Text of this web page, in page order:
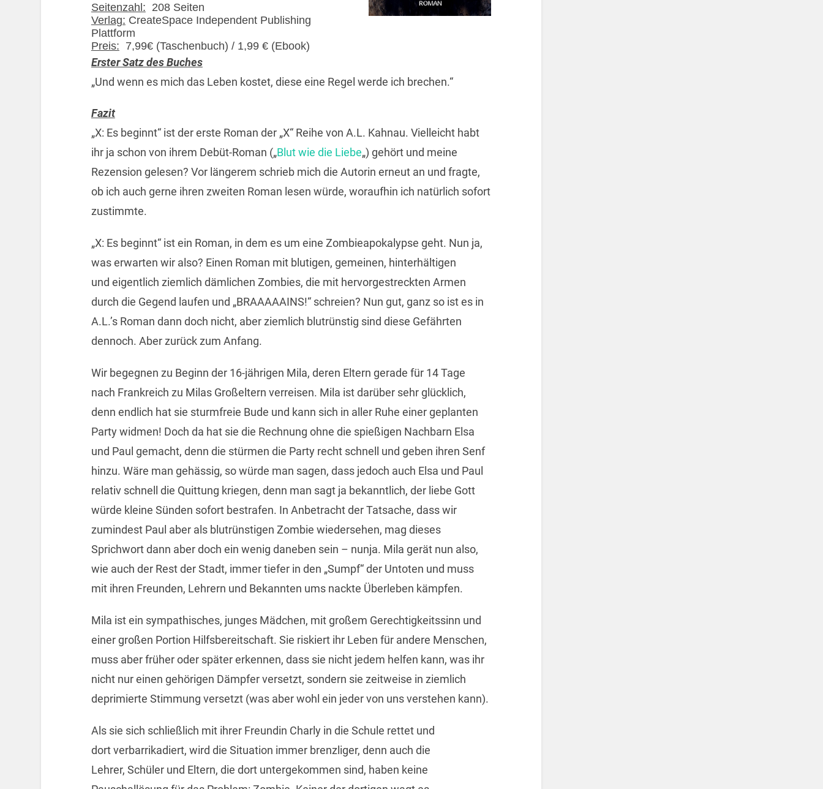
Seitenzahl: 208 Seiten
Verlag: CreateSpace Independent Publishing
Plattform
Preis: 7,99€ (Taschenbuch) / 1,99 € (Ebook)
Erster Satz des Buches
„Und wenn es mich das Leben kostet, diese eine Regel werde ich brechen.“
Fazit
„X: Es beginnt“ ist der erste Roman der „X“ Reihe von A.L. Kahnau. Vielleicht habt
ihr ja schon von ihrem Debüt-Roman („Blut wie die Liebe„) gehört und meine
Rezension gelesen? Vor längerem schrieb mich die Autorin erneut an und fragte,
ob ich auch gerne ihren zweiten Roman lesen würde, woraufhin ich natürlich sofort
zustimmte.
„X: Es beginnt“ ist ein Roman, in dem es um eine Zombieapokalypse geht. Nun ja,
was erwarten wir also? Einen Roman mit blutigen, gemeinen, hinterhältigen
und eigentlich ziemlich dämlichen Zombies, die mit hervorgestreckten Armen
durch die Gegend laufen und „BRAAAAAINS!“ schreien? Nun gut, ganz so ist es in
A.L.’s Roman dann doch nicht, aber ziemlich blutrünstig sind diese Gefährten
dennoch. Aber zurück zum Anfang.
Wir begegnen zu Beginn der 16-jährigen Mila, deren Eltern gerade für 14 Tage
nach Frankreich zu Milas Großeltern verreisen. Mila ist darüber sehr glücklich,
denn endlich hat sie sturmfreie Bude und kann sich in aller Ruhe einer geplanten
Party widmen! Doch da hat sie die Rechnung ohne die spießigen Nachbarn Elsa
und Paul gemacht, denn die stürmen die Party recht schnell und geben ihren Senf
hinzu. Wäre man gehässig, so würde man sagen, dass jedoch auch Elsa und Paul
relativ schnell die Quittung kriegen, denn man sagt ja bekanntlich, der liebe Gott
würde kleine Sünden sofort bestrafen. In Anbetracht der Tatsache, dass wir
zumindest Paul aber als blutrünstigen Zombie wiedersehen, mag dieses
Sprichwort dann aber doch ein wenig daneben sein – nunja. Mila gerät nun also,
wie auch der Rest der Stadt, immer tiefer in den „Sumpf“ der Untoten und muss
mit ihren Freunden, Lehrern und Bekannten ums nackte Überleben kämpfen.
Mila ist ein sympathisches, junges Mädchen, mit großem Gerechtigkeitssinn und
einer großen Portion Hilfsbereitschaft. Sie riskiert ihr Leben für andere Menschen,
muss aber früher oder später erkennen, dass sie nicht jedem helfen kann, was ihr
nicht nur einen gehörigen Dämpfer versetzt, sondern sie zeitweise in ziemlich
deprimierte Stimmung versetzt (was aber wohl ein jeder von uns verstehen kann).
Als sie sich schließlich mit ihrer Freundin Charly in die Schule rettet und
dort verbarrikadiert, wird die Situation immer brenzliger, denn auch die
Lehrer, Schüler und Eltern, die dort untergekommen sind, haben keine